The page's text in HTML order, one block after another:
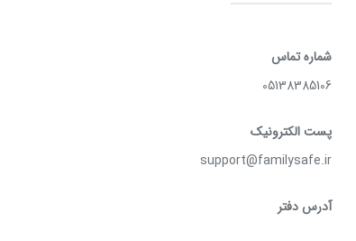
شماره تماس
05138385106
پست الکترونیک
support@familysafe.ir
آدرس دفتر